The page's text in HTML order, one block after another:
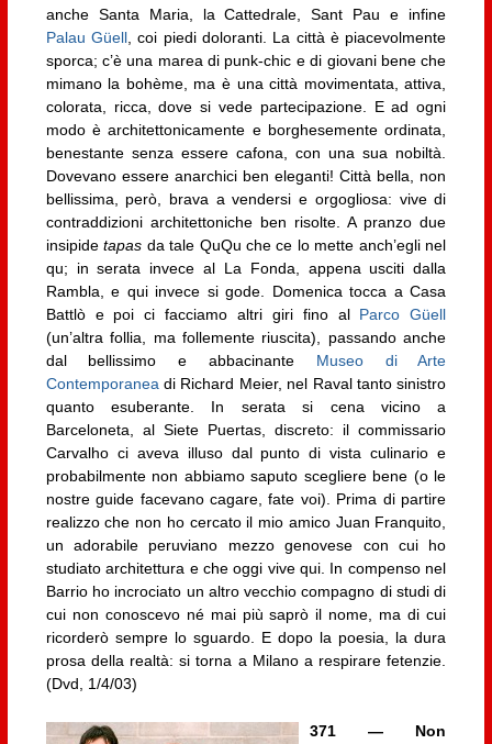
anche Santa Maria, la Cattedrale, Sant Pau e infine
Palau Güell , coi piedi doloranti. La città è piacevolmente
sporca; c’è una marea di punk-chic e di giovani bene che
mimano la bohème, ma è una città movimentata, attiva,
colorata, ricca, dove si vede partecipazione. E ad ogni
modo è architettonicamente e borghesemente ordinata,
benestante senza essere cafona, con una sua nobiltà.
Dovevano essere anarchici ben eleganti! Città bella, non
bellissima, però, brava a vendersi e orgogliosa: vive di
contraddizioni architettoniche ben risolte. A pranzo due
insipidetapas da tale QuQu che ce lo mette anch’egli nel
qu; in serata invece al La Fonda, appena usciti dalla
Rambla, e qui invece si gode. Domenica tocca a Casa
Battlò e poi ci facciamo altri giri fino al Parco Güell
(un’altra follia, ma follemente riuscita), passando anche
dal bellissimo e abbacinante Museo di Arte
Contemporanea di Richard Meier, nel Raval tanto sinistro
quanto esuberante. In serata si cena vicino a
Barceloneta, al Siete Puertas, discreto: il commissario
Carvalho ci aveva illuso dal punto di vista culinario e
probabilmente non abbiamo saputo scegliere bene (o le
nostre guide facevano cagare, fate voi). Prima di partire
realizzo che non ho cercato il mio amico Juan Franquito,
un adorabile peruviano mezzo genovese con cui ho
studiato architettura e che oggi vive qui. In compenso nel
Barrio ho incrociato un altro vecchio compagno di studi di
cui non conoscevo né mai più saprò il nome, ma di cui
ricorderò sempre lo sguardo. E dopo la poesia, la dura
prosa della realtà: si torna a Milano a respirare fetenzie.
(Dvd, 1/4/03)
371 — Non